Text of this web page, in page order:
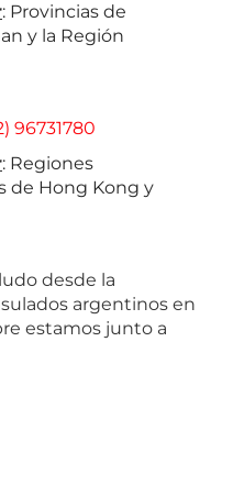
: Provincias de
y la Región
96731780
: Regiones
de Hong Kong y
desde la
argentinos en
estamos junto a